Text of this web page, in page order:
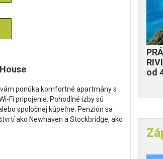
ponúka komfortné apartmány s
Fi pripojenie. Pohodlné izby sú
spoločnej kúpeľne. Penzión sa
ako Newhaven a Stockbridge, ako
od